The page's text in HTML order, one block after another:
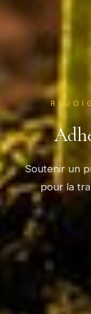
Soutenir un
pour la